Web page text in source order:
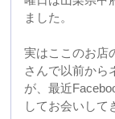
甲府昭和インタ
ともお立ち寄り
当然うなぎはと